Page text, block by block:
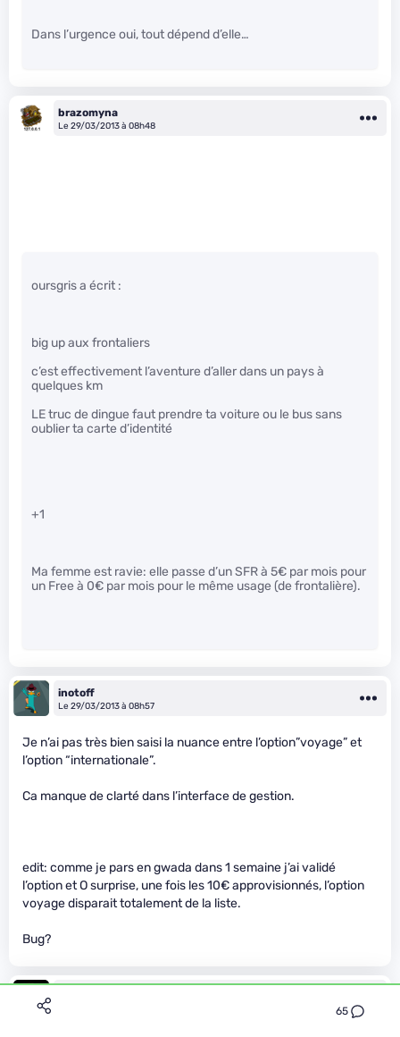
65
Dans l’urgence oui, tout dépend d’elle…
brazomyna
Le 29/03/2013 à 08h48
oursgris a écrit :
big up aux frontaliers
c’est effectivement l’aventure d’aller dans un pays à
quelques km
LE truc de dingue faut prendre ta voiture ou le bus sans
oublier ta carte d’identité
+1
Ma femme est ravie: elle passe d’un SFR à 5€ par mois pour
un Free à 0€ par mois pour le même usage (de frontalière).
inotoff
Le 29/03/2013 à 08h57
Je n’ai pas très bien saisi la nuance entre l’option”voyage” et
l’option “internationale”.
Ca manque de clarté dans l’interface de gestion.
edit: comme je pars en gwada dans 1 semaine j’ai validé
l’option et O surprise, une fois les 10€ approvisionnés, l’option
voyage disparait totalement de la liste.
Bug?